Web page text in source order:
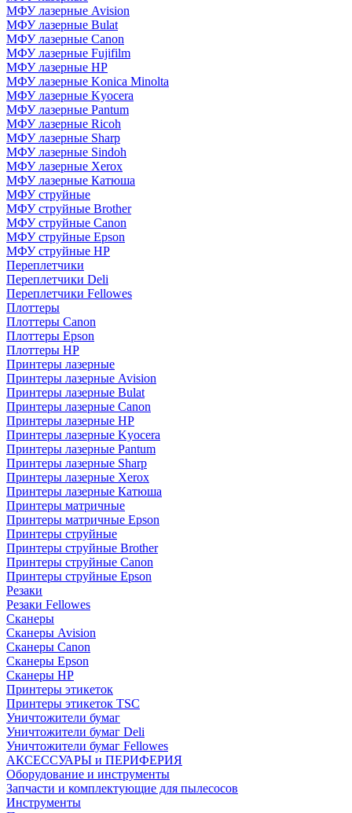
МФУ лазерные Avision
МФУ лазерные Bulat
МФУ лазерные Canon
МФУ лазерные Fujifilm
МФУ лазерные HP
МФУ лазерные Konica Minolta
МФУ лазерные Kyocera
МФУ лазерные Pantum
МФУ лазерные Ricoh
МФУ лазерные Sharp
МФУ лазерные Sindoh
МФУ лазерные Xerox
МФУ лазерные Катюша
МФУ струйные
МФУ струйные Brother
МФУ струйные Canon
МФУ струйные Epson
МФУ струйные HP
Переплетчики
Переплетчики Deli
Переплетчики Fellowes
Плоттеры
Плоттеры Canon
Плоттеры Epson
Плоттеры HP
Принтеры лазерные
Принтеры лазерные Avision
Принтеры лазерные Bulat
Принтеры лазерные Canon
Принтеры лазерные HP
Принтеры лазерные Kyocera
Принтеры лазерные Pantum
Принтеры лазерные Sharp
Принтеры лазерные Xerox
Принтеры лазерные Катюша
Принтеры матричные
Принтеры матричные Epson
Принтеры струйные
Принтеры струйные Brother
Принтеры струйные Canon
Принтеры струйные Epson
Резаки
Резаки Fellowes
Сканеры
Сканеры Avision
Сканеры Canon
Сканеры Epson
Сканеры HP
Принтеры этикеток
Принтеры этикеток TSC
Уничтожители бумаг
Уничтожители бумаг Deli
Уничтожители бумаг Fellowes
АКСЕССУАРЫ и ПЕРИФЕРИЯ
Оборудование и инструменты
Запчасти и комплектующие для пылесосов
Инструменты